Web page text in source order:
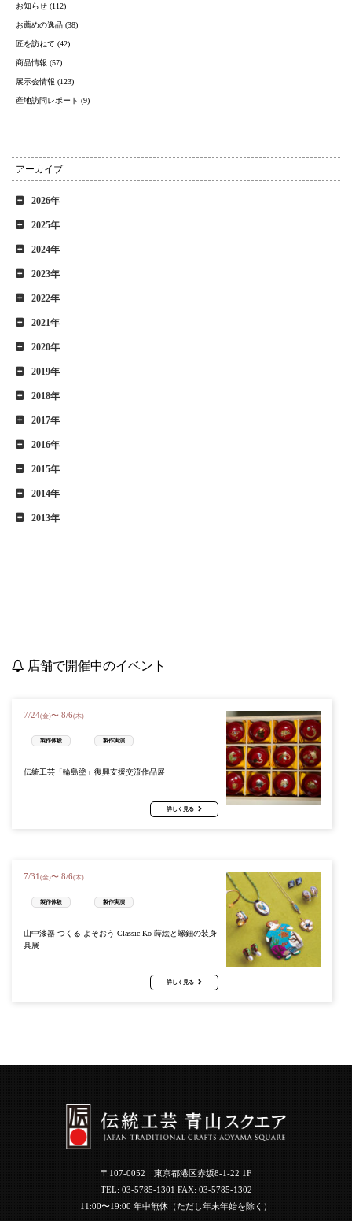
お知らせ (112)
お薦めの逸品 (38)
匠を訪ねて (42)
商品情報 (57)
展示会情報 (123)
産地訪問レポート (9)
アーカイブ
2026年
2025年
2024年
2023年
2022年
2021年
2020年
2019年
2018年
2017年
2016年
2015年
2014年
2013年
店舗で開催中のイベント
7/24(金)〜 8/6(木)
製作体験 製作実演
伝統工芸「輪島塗」復興支援交流作品展
詳しく見る
7/31 (金)〜 8/6(木)
製作体験 製作実演
山中漆器 つくる よそおう Classic Ko 蒔絵と螺鈿の装身
具展
詳しく見る
〒107-0052 東京都港区赤坂8-1-22 1F
TEL: 03-5785-1301 FAX: 03-5785-1302
11:00〜19:00 年中無休（ただし年末年始を除く）